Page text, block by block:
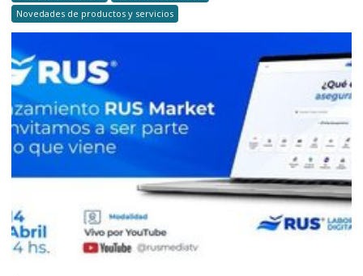
Novedades de productos y servicios